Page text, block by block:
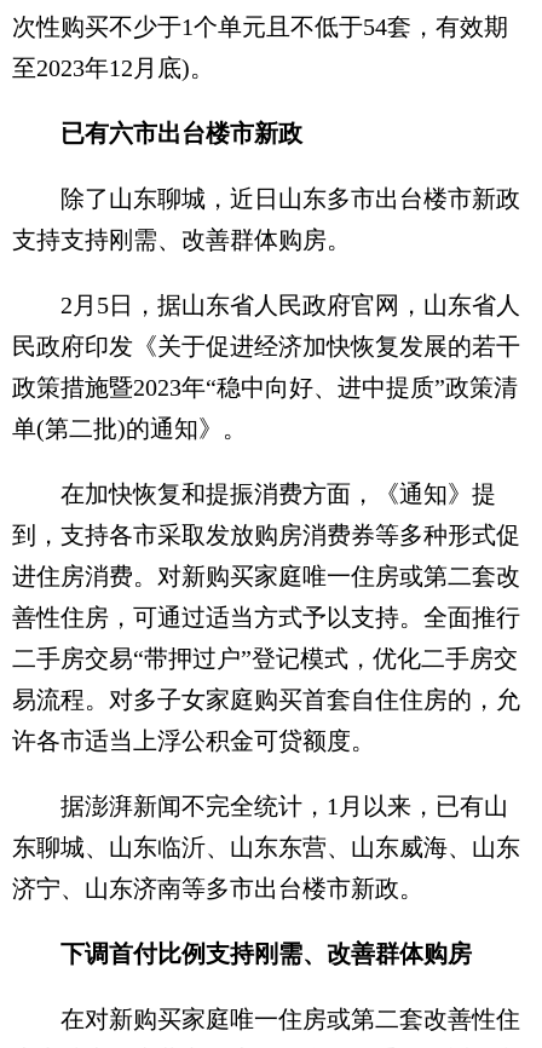
次性购买不少于1个单元且不低于54套，有效期
至2023年12月底)。
已有六市出台楼市新政
除了山东聊城，近日山东多市出台楼市新政
支持支持刚需、改善群体购房。
2月5日，据山东省人民政府官网，山东省人
民政府印发《关于促进经济加快恢复发展的若干
政策措施暨2023年“稳中向好、进中提质”政策清
单(第二批)的通知》。
在加快恢复和提振消费方面，《通知》提
到，支持各市采取发放购房消费券等多种形式促
进住房消费。对新购买家庭唯一住房或第二套改
善性住房，可通过适当方式予以支持。全面推行
二手房交易“带押过户”登记模式，优化二手房交
易流程。对多子女家庭购买首套自住住房的，允
许各市适当上浮公积金可贷额度。
据澎湃新闻不完全统计，1月以来，已有山
东聊城、山东临沂、山东东营、山东威海、山东
济宁、山东济南等多市出台楼市新政。
下调首付比例支持刚需、改善群体购房
在对新购买家庭唯一住房或第二套改善性住